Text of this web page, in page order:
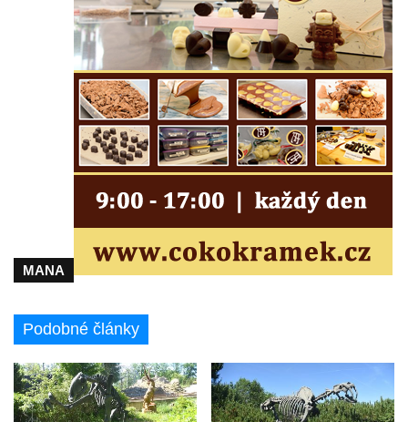
Újezd a Krauchthal v parku na Náměstí v
Kamenném Újezdě
Socha na náměstí J. V. Kamarýta ve
Velešíně
Pomník J. V. Kamarýta v Krumlovské ulici ve
Velešíně
Pamětní deska arcibiskupa Micara ve
vstupu do poutního místa Římov
Liberci
Pamětní deska Vojtěcha Kocmicha na
Pomník na paměť zrušení roboty v Plavu
Socha svatého Jana Nepomuckého v
Třebušíně
MANA
Podobné články